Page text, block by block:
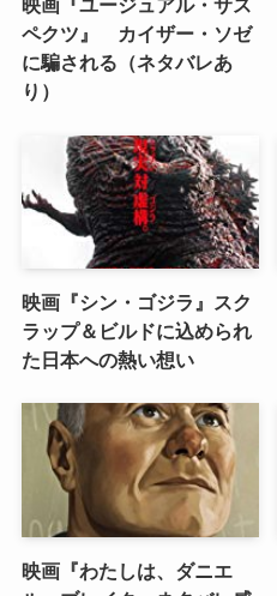
映画『ユージュアル・サス
ペクツ』 カイザー・ソゼ
に騙される（ネタバレあ
り）
映画『シン・ゴジラ』スク
ラップ＆ビルドに込められ
た日本への熱い想い
映画『わたしは、ダニエ